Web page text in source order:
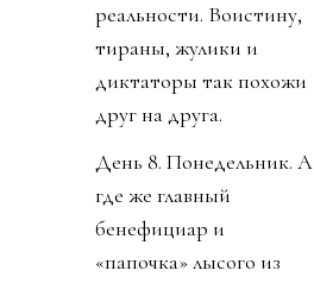
реальности. Воистину,
тираны, жулики и
диктаторы так похожи
друг на друга.
День 8. Понедельник. А
где же главный
бенефициар и
«папочка» лысого из